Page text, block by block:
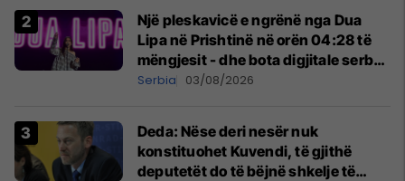
Një pleskavicë e ngrënë nga Dua
Lipa në Prishtinë në orën 04:28 të
mëngjesit - dhe bota digjitale serbe
shpall gjendjen e luftës
Serbia 03/08/2026
Deda: Nëse deri nesër nuk
konstituohet Kuvendi, të gjithë
deputetët do të bëjnë shkelje të